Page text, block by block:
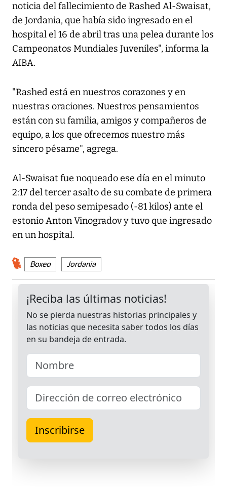
noticia del fallecimiento de Rashed Al-Swaisat,
de Jordania, que había sido ingresado en el
hospital el 16 de abril tras una pelea durante los
Campeonatos Mundiales Juveniles", informa la
AIBA.
"Rashed está en nuestros corazones y en
nuestras oraciones. Nuestros pensamientos
están con su familia, amigos y compañeros de
equipo, a los que ofrecemos nuestro más
sincero pésame", agrega.
Al-Swaisat fue noqueado ese día en el minuto
2:17 del tercer asalto de su combate de primera
ronda del peso semipesado (-81 kilos) ante el
estonio Anton Vinogradov y tuvo que ingresado
en un hospital.
Boxeo Jordania